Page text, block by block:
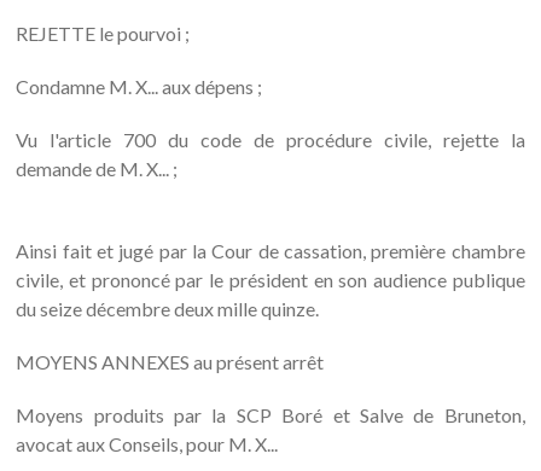
REJETTE le pourvoi ;
Condamne M. X... aux dépens ;
Vu l'article 700 du code de procédure civile, rejette la
demande de M. X... ;
Ainsi fait et jugé par la Cour de cassation, première chambre
civile, et prononcé par le président en son audience publique
du seize décembre deux mille quinze.
MOYENS ANNEXES au présent arrêt
Moyens produits par la SCP Boré et Salve de Bruneton,
avocat aux Conseils, pour M. X...